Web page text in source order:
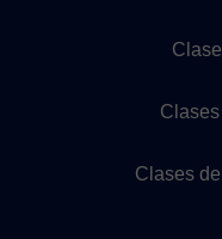
Clases